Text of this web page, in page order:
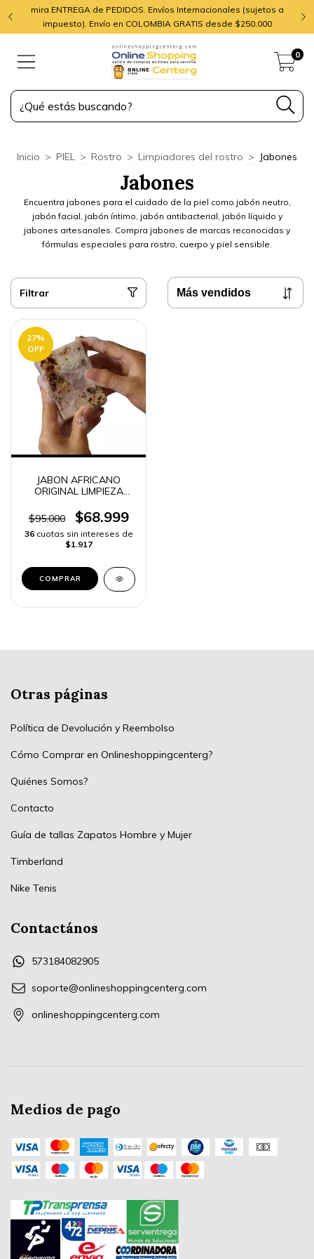
mira ENTREGA de PEDIDOS. Envíos Internacionales (sujetos a
impuesto). Envío en COLOMBIA GRATIS desde $250,000
0
Inicio > PIEL > Rostro > Limpiadores del rostro > Jabones
Jabones
Encuentra jabones para el cuidado de la piel como jabón neutro,
jabón facial, jabón íntimo, jabón antibacterial, jabón líquido y
jabones artesanales. Compra jabones de marcas reconocidas y
fórmulas especiales para rostro, cuerpo y piel sensible.
Filtrar
27%
OFF
JABON AFRICANO
ORIGINAL LIMPIEZA
ENVÍO RÁPIDO -
$95.000 $68.999
36 cuotas sin intereses de
$1.917
Otras páginas
Política de Devolución y Reembolso
Cómo Comprar en Onlineshoppingcenterg?
Quiénes Somos?
Contacto
Guía de tallas Zapatos Hombre y Mujer
Timberland
Nike Tenis
Contactános
573184082905
soporte@onlineshoppingcenterg.com
onlineshoppingcenterg.com
Medios de pago